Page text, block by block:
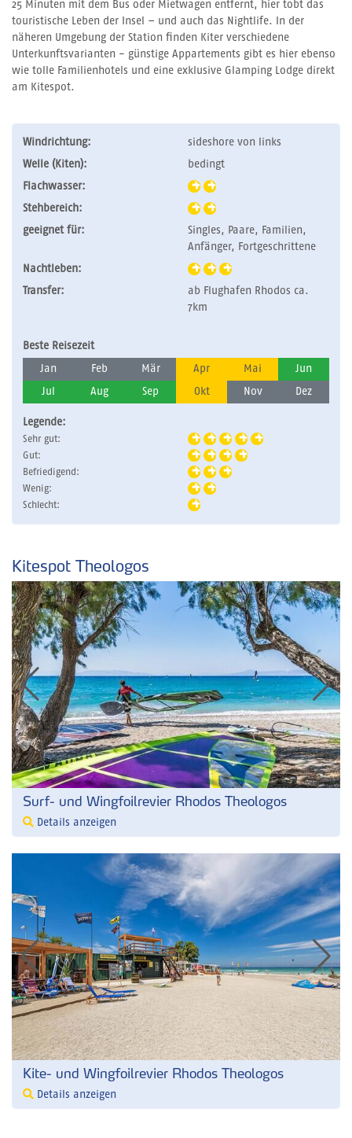
25 Minuten mit dem Bus oder Mietwagen entfernt, hier tobt das
touristische Leben der Insel – und auch das Nightlife. In der
näheren Umgebung der Station finden Kiter verschiedene
Unterkunftsvarianten - günstige Appartements gibt es hier ebenso
wie tolle Familienhotels und eine exklusive Glamping Lodge direkt
am Kitespot.
Windrichtung:
sideshore von links
Welle (Kiten):
bedingt
Flachwasser:
Stehbereich:
geeignet für:
Singles, Paare, Familien,
Anfänger, Fortgeschrittene
Nachtleben:
Transfer:
ab Flughafen Rhodos ca.
7km
Beste Reisezeit
Jan Feb Mär Apr Mai Jun
Jul Aug Sep Okt Nov Dez
Legende:
Sehr gut:
Gut:
Befriedigend:
Wenig:
Schlecht:
Kitespot Theologos
Surf- und Wingfoilrevier Rhodos Theologos
Details anzeigen
Kite- und Wingfoilrevier Rhodos Theologos
Details anzeigen